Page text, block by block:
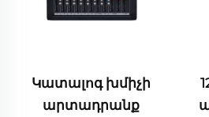
Կատալոգ խմիչի
արտադրանք